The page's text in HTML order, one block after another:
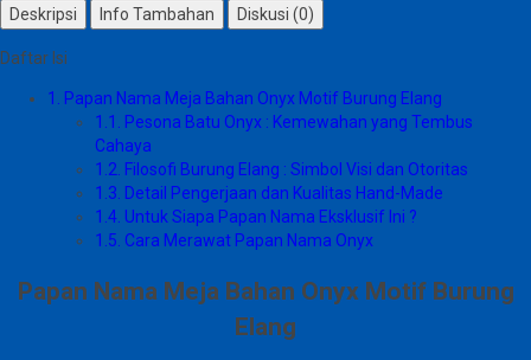
Deskripsi Info Tambahan Diskusi (0)
Daftar Isi
1. Papan Nama Meja Bahan Onyx Motif Burung Elang
1.1. Pesona Batu Onyx : Kemewahan yang Tembus
Cahaya
1.2. Filosofi Burung Elang : Simbol Visi dan Otoritas
1.3. Detail Pengerjaan dan Kualitas Hand-Made
1.4. Untuk Siapa Papan Nama Eksklusif Ini ?
1.5. Cara Merawat Papan Nama Onyx
Papan Nama Meja Bahan Onyx Motif Burung
Elang